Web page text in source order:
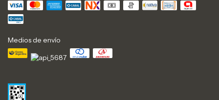
Medios de envío